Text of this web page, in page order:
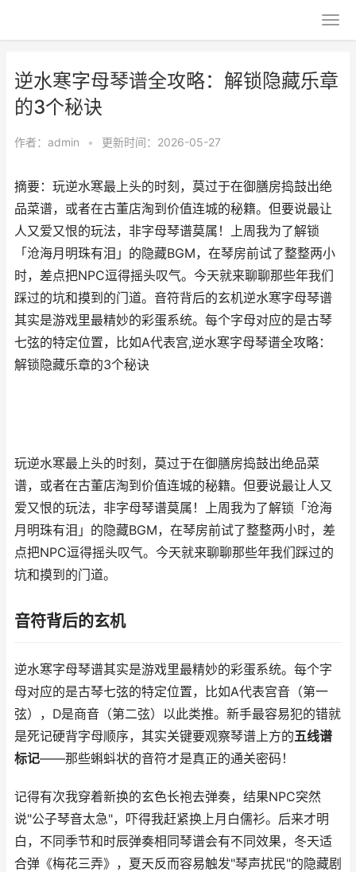
逆水寒字母琴谱全攻略：解锁隐藏乐章
的3个秘诀
作者： admin • 更新时间：2026-05-27
摘要：玩逆水寒最上头的时刻，莫过于在御膳房捣鼓出绝
品菜谱，或者在古董店淘到价值连城的秘籍。但要说最让
人又爱又恨的玩法，非字母琴谱莫属！上周我为了解锁
「沧海月明珠有泪」的隐藏BGM，在琴房前试了整整两小
时，差点把NPC逗得摇头叹气。今天就来聊聊那些年我们
踩过的坑和摸到的门道。音符背后的玄机逆水寒字母琴谱
其实是游戏里最精妙的彩蛋系统。每个字母对应的是古琴
七弦的特定位置，比如A代表宫,逆水寒字母琴谱全攻略：
解锁隐藏乐章的3个秘诀
玩逆水寒最上头的时刻，莫过于在御膳房捣鼓出绝品菜
谱，或者在古董店淘到价值连城的秘籍。但要说最让人又
爱又恨的玩法，非字母琴谱莫属！上周我为了解锁「沧海
月明珠有泪」的隐藏BGM，在琴房前试了整整两小时，差
点把NPC逗得摇头叹气。今天就来聊聊那些年我们踩过的
坑和摸到的门道。
音符背后的玄机
逆水寒字母琴谱其实是游戏里最精妙的彩蛋系统。每个字
母对应的是古琴七弦的特定位置，比如A代表宫音（第一
弦），D是商音（第二弦）以此类推。新手最容易犯的错就
是死记硬背字母顺序，其实关键要观察琴谱上方的五线谱
标记——那些蝌蚪状的音符才是真正的通关密码！
记得有次我穿着新换的玄色长袍去弹奏，结果NPC突然
说"公子琴音太急"，吓得我赶紧换上月白儒衫。后来才明
白，不同季节和时辰弹奏相同琴谱会有不同效果，冬天适
合弹《梅花三弄》，夏天反而容易触发"琴声扰民"的隐藏剧